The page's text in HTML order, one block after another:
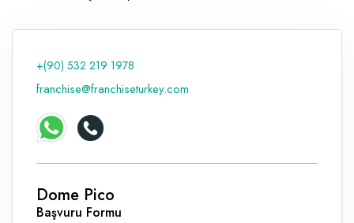
Raf ve Depo Sistemleri
Reklam - Tanıtım - PR ve İnternet
Seyahat - Rent A Car
Tabela - Dijital Baskı
+(90) 532 219 1978
franchise@franchiseturkey.com
Dome Pico
Başvuru Formu